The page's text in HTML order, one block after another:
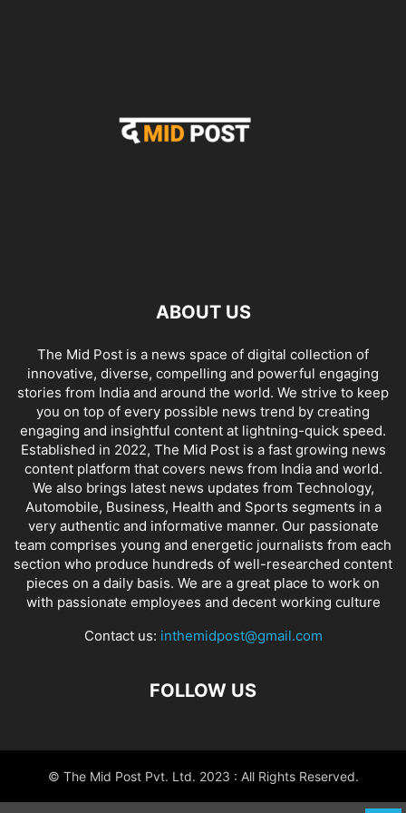
ABOUT US
The Mid Post is a news space of digital collection of
innovative, diverse, compelling and powerful engaging
stories from India and around the world. We strive to keep
you on top of every possible news trend by creating
engaging and insightful content at lightning-quick speed.
Established in 2022, The Mid Post is a fast growing news
content platform that covers news from India and world.
We also brings latest news updates from Technology,
Automobile, Business, Health and Sports segments in a
very authentic and informative manner. Our passionate
team comprises young and energetic journalists from each
section who produce hundreds of well-researched content
pieces on a daily basis. We are a great place to work on
with passionate employees and decent working culture
Contact us: inthemidpost@gmail.com
FOLLOW US
© The Mid Post Pvt. Ltd. 2023 : All Rights Reserved.